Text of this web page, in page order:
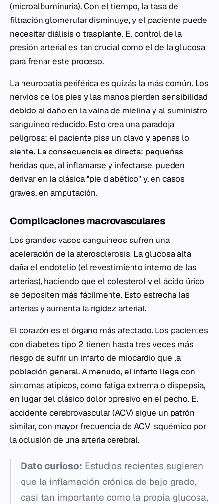
(microalbuminuria). Con el tiempo, la tasa de
filtración glomerular disminuye, y el paciente puede
necesitar diálisis o trasplante. El control de la
presión arterial es tan crucial como el de la glucosa
para frenar este proceso.
La neuropatía periférica es quizás la más común. Los
nervios de los pies y las manos pierden sensibilidad
debido al daño en la vaina de mielina y al suministro
sanguíneo reducido. Esto crea una paradoja
peligrosa: el paciente pisa un clavo y apenas lo
siente. La consecuencia es directa: pequeñas
heridas que, al inflamarse y infectarse, pueden
derivar en la clásica "pie diabético" y, en casos
graves, en amputación.
Complicaciones macrovasculares
Los grandes vasos sanguíneos sufren una
aceleración de la aterosclerosis. La glucosa alta
daña el endotelio (el revestimiento interno de las
arterias), haciendo que el colesterol y el ácido úrico
se depositen más fácilmente. Esto estrecha las
arterias y aumenta la rigidez arterial.
El corazón es el órgano más afectado. Los pacientes
con diabetes tipo 2 tienen hasta tres veces más
riesgo de sufrir un infarto de miocardio que la
población general. A menudo, el infarto llega con
síntomas atípicos, como fatiga extrema o dispepsia,
en lugar del clásico dolor opresivo en el pecho. El
accidente cerebrovascular (ACV) sigue un patrón
similar, con mayor frecuencia de ACV isquémico por
la oclusión de una arteria cerebral.
Dato curioso: Estudios recientes sugieren
que la inflamación crónica de bajo grado,
casi tan importante como la propia glucosa,